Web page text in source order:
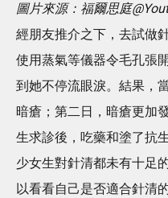
圖片來源：福爾思庭
經朋友推介之下，去試做
使用蒸氣等儀器令毛孔張
到她不停流眼淚。結果，
暗瘡；第二日，暗瘡更加
生求診後，吃藥和塗了抗
少女生對針清都未有十足
以看看自己是否適合針清的